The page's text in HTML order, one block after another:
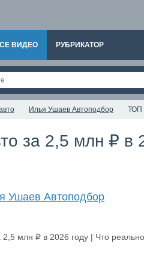
ВИДЕО РУБРИКАТОР
Илья Ушаев Автоподбор ТОП
за 2,5 млн ₽ в
Ушаев Автоподбор